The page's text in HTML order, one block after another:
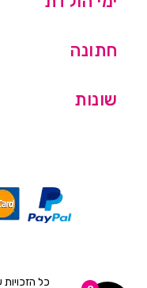
חתונה
שונות
כל